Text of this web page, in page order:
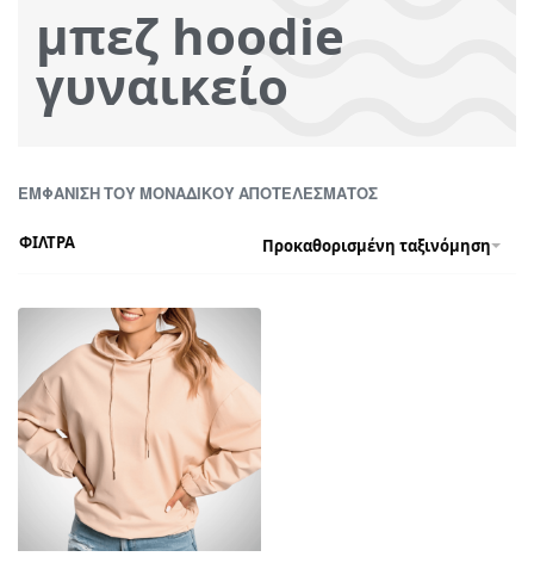
μπεζ hoodie
γυναικείο
ΕΜΦΆΝΙΣΗ ΤΟΥ ΜΟΝΑΔΙΚΟΎ ΑΠΟΤΕΛΈΣΜΑΤΟΣ
Προκαθορισμένη ταξινόμηση
ΦΙΛΤΡΑ